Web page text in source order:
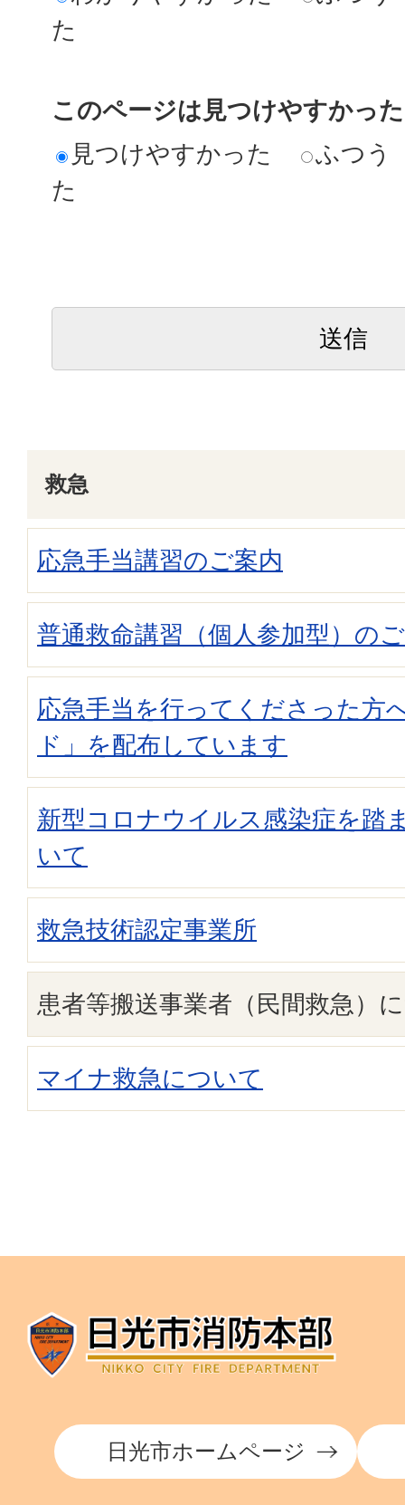
た
このページは見つけやすかっ
見つけやすかった
ふつう
た
救急
応急手当講習のご案内
普通救命講習（個人参加型）の
応急手当を行ってくださった方
ド」を配布しています
新型コロナウイルス感染症を踏
いて
救急技術認定事業所
患者等搬送事業者（民間救急）
マイナ救急について
日光市ホームページ